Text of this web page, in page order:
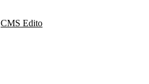
CMS Edito